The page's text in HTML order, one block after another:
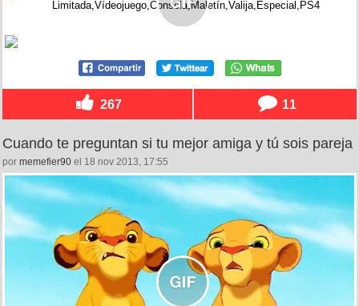
267 11
Cuando te preguntan si tu mejor amiga y tú sois pareja
por memefier90 el 18 nov 2013, 17:55